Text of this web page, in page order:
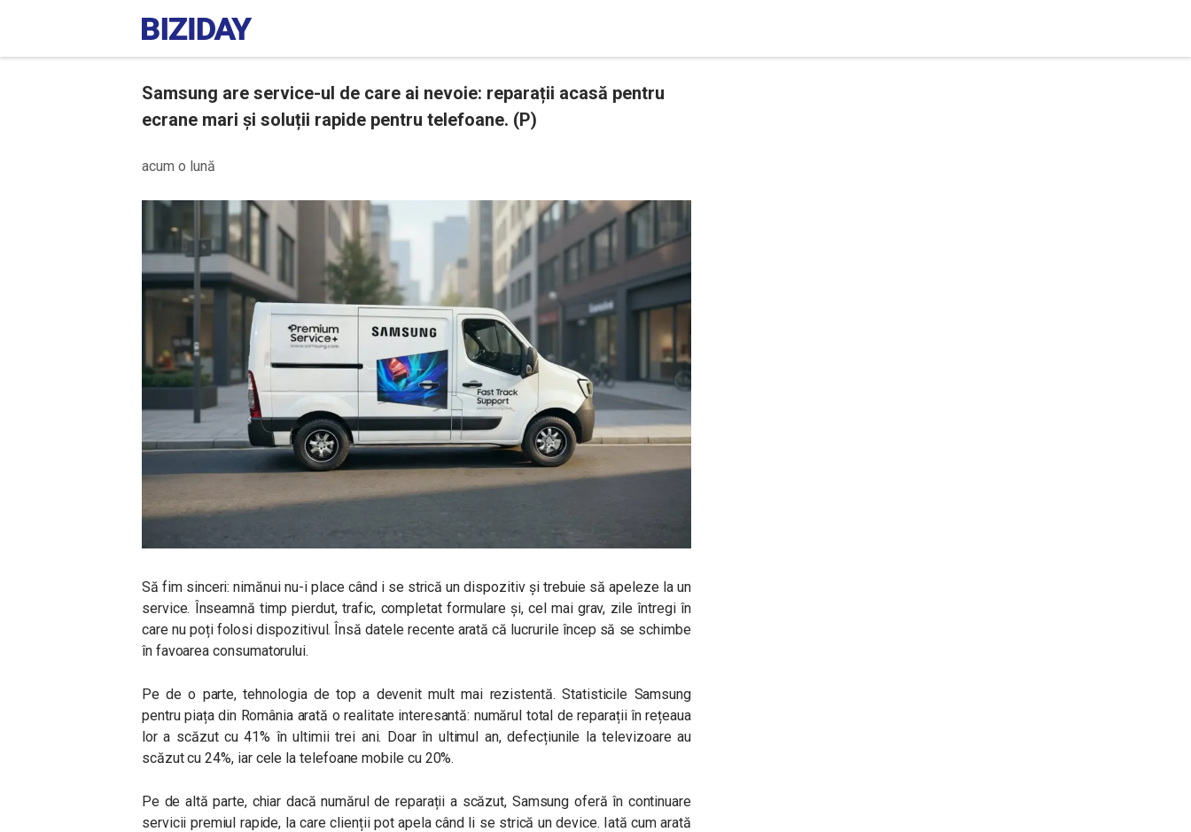
Samsung are service-ul de care ai nevoie: reparații acasă pentru
ecrane mari și soluții rapide pentru telefoane. (P)
acum o lună
Să fim sinceri: nimănui nu-i place când i se strică un dispozitiv și trebuie să apeleze la un
service. Înseamnă timp pierdut, trafic, completat formulare și, cel mai grav, zile întregi în
care nu poți folosi dispozitivul. Însă datele recente arată că lucrurile încep să se schimbe
în favoarea consumatorului.
Pe de o parte, tehnologia de top a devenit mult mai rezistentă. Statisticile Samsung
pentru piața din România arată o realitate interesantă: numărul total de reparații în rețeaua
lor a scăzut cu 41% în ultimii trei ani. Doar în ultimul an, defecțiunile la televizoare au
scăzut cu 24%, iar cele la telefoane mobile cu 20%.
Pe de altă parte, chiar dacă numărul de reparații a scăzut, Samsung oferă în continuare
servicii premiul rapide, la care clienții pot apela când li se strică un device. Iată cum arată